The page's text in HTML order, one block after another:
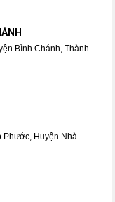
Bình Chánh, Thành
Phước, Huyện Nhà